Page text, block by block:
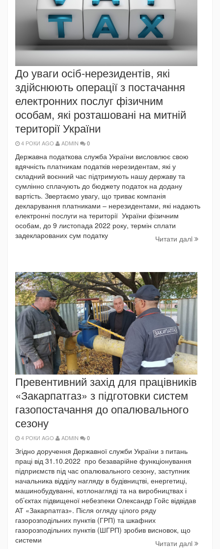
До уваги осіб-нерезидентів, які
здійснюють операції з постачання
електронних послуг фізичним
особам, які розташовані на митній
території України
4 РОКИ AGO ADMIN 0
Державна податкова служба України висловлює свою
вдячність платникам податків нерезидентам, які у
складний воєнний час підтримують нашу державу та
сумлінно сплачують до бюджету податок на додану
вартість. Звертаємо увагу, що триває компанія
декларування платниками – нерезидентами, які надають
електронні послуги на території України фізичним
особам, до 9 листопада 2022 року, термін сплати
задекларованих сум податку
Читати далi
Превентивний захід для працівників
«Закарпатгаз» з підготовки систем
газопостачання до опалювального
сезону
4 РОКИ AGO ADMIN 0
Згідно доручення Державної служби України з питань
праці від 31.10.2022 про безаварійне функціонування
підприємств під час опалювального сезону, заступник
начальника відділу нагляду в будівництві, енергетиці,
машинобудуванні, котлонагляді та на виробництвах і
об’єктах підвищеної небезпеки Олександр Гойс відвідав
АТ «Закарпатгаз». Після огляду цілого ряду
газорозподільних пунктів (ГРП) та шкафних
газорозподільних пунктів (ШГРП) зробив висновок, що
системи
Читати далi